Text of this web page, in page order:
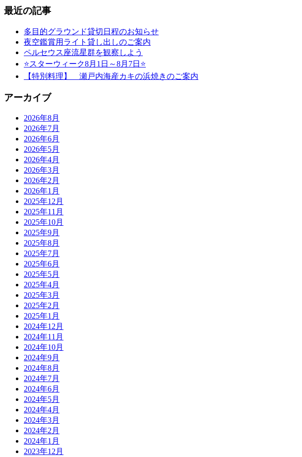
最近の記事
多目的グラウンド貸切日程のお知らせ
夜空鑑賞用ライト貸し出しのご案内
ペルセウス座流星群を観察しよう
⭐スターウィーク8月1日～8月7日⭐
【特別料理】 瀬戸内海産カキの浜焼きのご案内
アーカイブ
2026年8月
2026年7月
2026年6月
2026年5月
2026年4月
2026年3月
2026年2月
2026年1月
2025年12月
2025年11月
2025年10月
2025年9月
2025年8月
2025年7月
2025年6月
2025年5月
2025年4月
2025年3月
2025年2月
2025年1月
2024年12月
2024年11月
2024年10月
2024年9月
2024年8月
2024年7月
2024年6月
2024年5月
2024年4月
2024年3月
2024年2月
2024年1月
2023年12月